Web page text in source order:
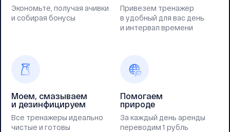
Экономьте, получая ачивки
и собирая бонусы
Привезем тренажер
в удобный для вас день
и интервал времени
Моем, смазываем
и дезинфицируем
Все тренажеры идеально
чистые и готовы
Помогаем
природе
За каждый день аренды
переводим 1 рубль